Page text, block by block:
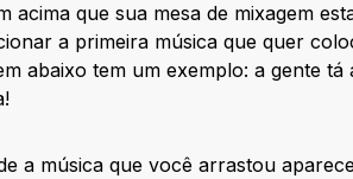
acima que sua mesa de mixagem
a primeira música que quer
abaixo tem um exemplo: a gente
a música que você arrastou